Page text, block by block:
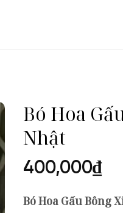
Bó Hoa
Nhật
400,000₫
Bó Hoa Gấu Bông